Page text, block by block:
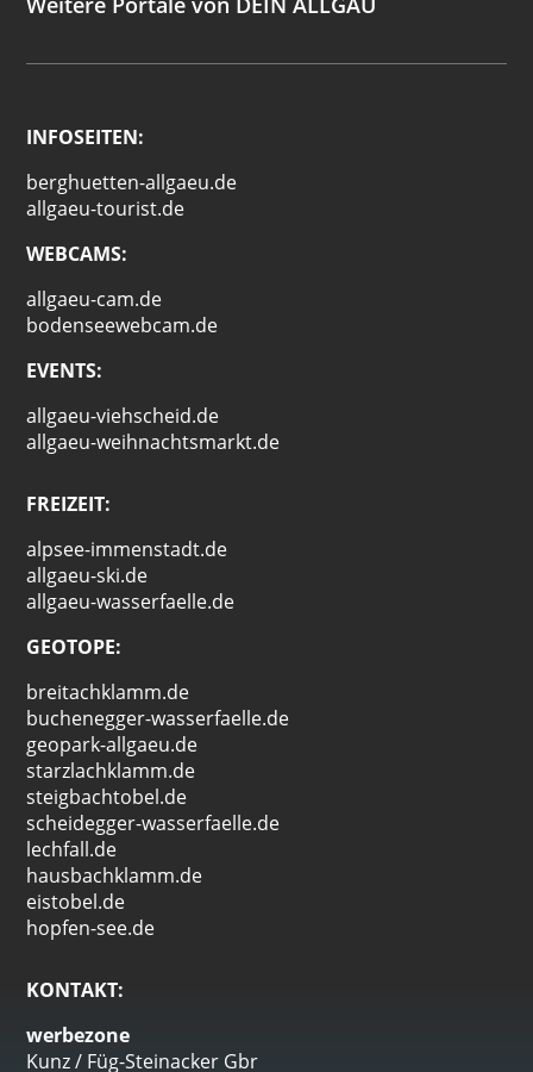
INFOSEITEN:
berghuetten-allgaeu.de
allgaeu-tourist.de
WEBCAMS:
allgaeu-cam.de
bodenseewebcam.de
EVENTS:
allgaeu-viehscheid.de
allgaeu-weihnachtsmarkt.de
FREIZEIT:
alpsee-immenstadt.de
allgaeu-ski.de
allgaeu-wasserfaelle.de
GEOTOPE:
breitachklamm.de
buchenegger-wasserfaelle.de
geopark-allgaeu.de
starzlachklamm.de
steigbachtobel.de
scheidegger-wasserfaelle.de
lechfall.de
hausbachklamm.de
eistobel.de
hopfen-see.de
KONTAKT:
werbezone
Kunz / Füg-Steinacker Gbr